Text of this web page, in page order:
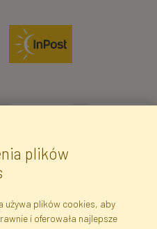
plików
używa plików cookies, aby
i oferowała najlepsze